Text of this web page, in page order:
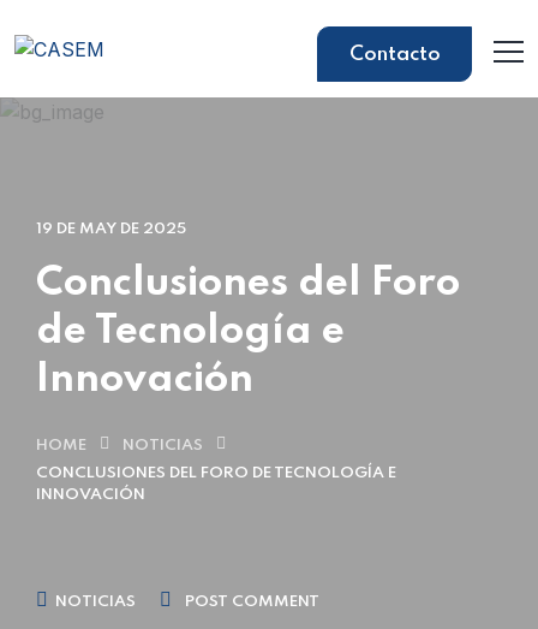
Contacto
19 DE MAY DE 2025
Conclusiones del Foro
de Tecnología e
Innovación
HOME
NOTICIAS
CONCLUSIONES DEL FORO DE TECNOLOGÍA E
INNOVACIÓN
NOTICIAS POST COMMENT